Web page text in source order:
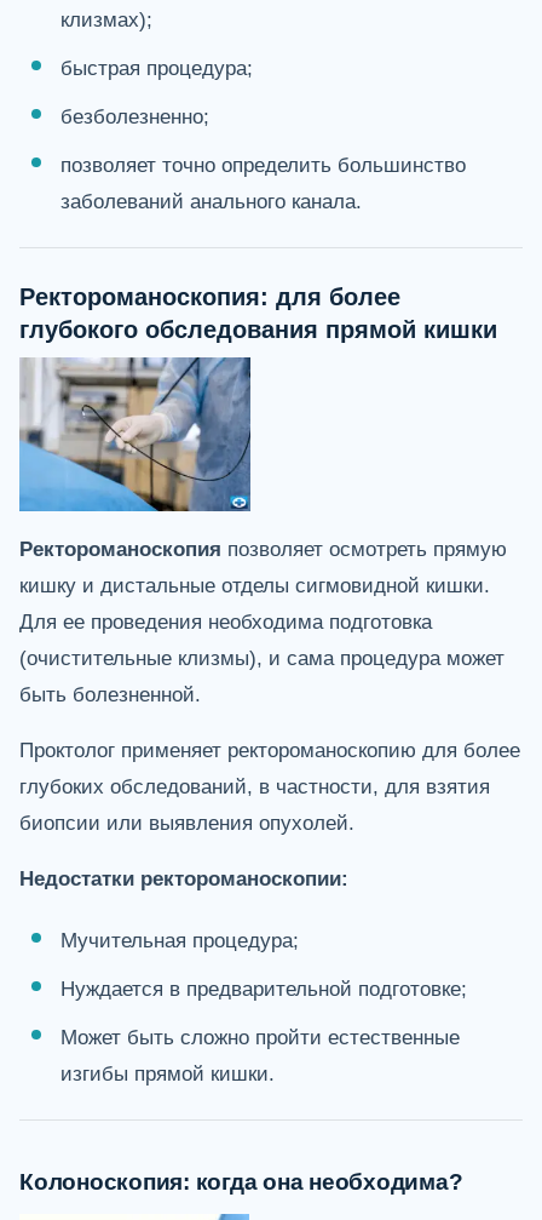
клизмах);
быстрая процедура;
безболезненно;
позволяет точно определить большинство
заболеваний анального канала.
Ректороманоскопия: для более
глубокого обследования прямой кишки
Ректороманоскопия позволяет осмотреть прямую
кишку и дистальные отделы сигмовидной кишки.
Для ее проведения необходима подготовка
(очистительные клизмы), и сама процедура может
быть болезненной.
Проктолог применяет ректороманоскопию для более
глубоких обследований, в частности, для взятия
биопсии или выявления опухолей.
Недостатки ректороманоскопии:
Мучительная процедура;
Нуждается в предварительной подготовке;
Может быть сложно пройти естественные
изгибы прямой кишки.
Колоноскопия: когда она необходима?